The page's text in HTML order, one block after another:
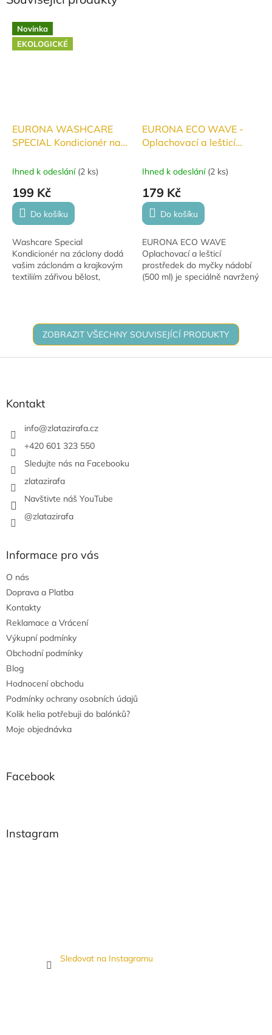
Novinka
EKOLOGICKÉ
EURONA WASHCARE
SPECIAL Kondicionér na
Ihned k odeslání (2 ks)
199 Kč
Do košíku
Washcare Special
Kondicionér na záclony dodá
vašim záclonám a krajkovým
textiliím zářivou bělost,
EURONA ECO WAVE -
Oplachovací a lešticí
nádobí 500ml
Ihned k odeslání (2 ks)
179 Kč
Do košíku
EURONA ECO WAVE
Oplachovací a lešticí
prostředek do myčky nádobí
(500 ml) je speciálně navržený
ZOBRAZIT VŠECHNY SOUVISEJÍCÍ PRODUKTY
Z
Kontakt
info@zlatazirafa.cz
+420 601 323 550
Sledujte nás na Facebooku
zlatazirafa
Navštivte náš YouTube
@zlatazirafa
Informace pro vás
O nás
Doprava a Platba
Kontakty
Reklamace a Vrácení
Výkupní podmínky
Obchodní podmínky
Blog
Hodnocení obchodu
Podmínky ochrany osobních údajů
Kolik helia potřebuji do balónků?
Moje objednávka
Facebook
Instagram
Sledovat na Instagramu